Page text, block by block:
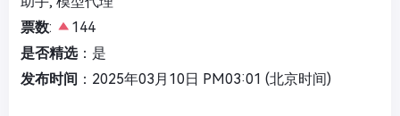
票数:
144
是否精选：是
发布时间 ：2025年03月10日 PM03:01 (北京时间)